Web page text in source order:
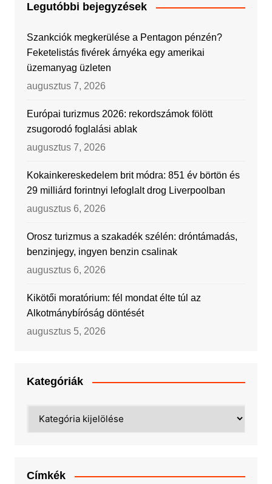
Legutóbbi bejegyzések
Szankciók megkerülése a Pentagon pénzén?
Feketelistás fivérek árnyéka egy amerikai
üzemanyag üzleten
augusztus 7, 2026
Európai turizmus 2026: rekordszámok fölött
zsugorodó foglalási ablak
augusztus 7, 2026
Kokainkereskedelem brit módra: 851 év börtön és
29 milliárd forintnyi lefoglalt drog Liverpoolban
augusztus 6, 2026
Orosz turizmus a szakadék szélén: dróntámadás,
benzinjegy, ingyen benzin csalinak
augusztus 6, 2026
Kikötői moratórium: fél mondat élte túl az
Alkotmánybíróság döntését
augusztus 5, 2026
Kategóriák
Címkék